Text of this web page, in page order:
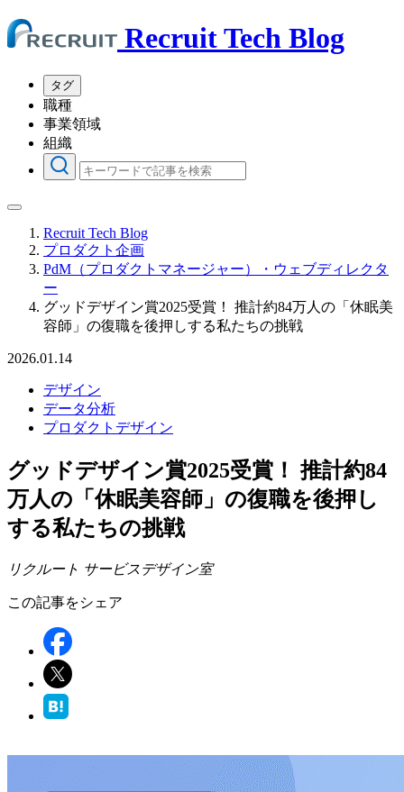
Recruit Tech Blog
タグ
職種
事業領域
組織
Recruit Tech Blog
プロダクト企画
PdM（プロダクトマネージャー）・ウェブディレクタ
ー
グッドデザイン賞2025受賞！ 推計約84万人の「休眠美
容師」の復職を後押しする私たちの挑戦
2026.01.14
デザイン
データ分析
プロダクトデザイン
グッドデザイン賞2025受賞！ 推計約84
万人の「休眠美容師」の復職を後押し
する私たちの挑戦
リクルート サービスデザイン室
この記事をシェア